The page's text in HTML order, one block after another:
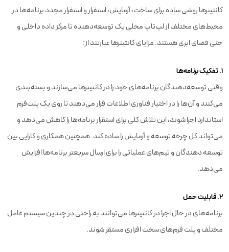
کانتینرها روشی ساده برای ساخت، آزمایش، استقرار و استقرار مجدد برنامه‌ها در
محیط‌های مختلف از لپ‌تاپ محلی یک توسعه‌دهنده تا مرکز داده داخلی و
حتی فضای ابری هستند. مزایای کانتینرها عبارتند از:
۱. تفکیک برنامه‌ها
وقتی توسعه‌دهندگان برنامه‌های خود را در کانتینرها می‌سازند و بسته‌بندی
می‌کنند و آن‌ها را در اختیار فناوری اطلاعات قرار می‌دهند تا روی یک پلت‌فرم
استاندارد اجرا شوند، این تلاش کلی برای استقرار برنامه‌ها را کاهش می‌دهد و
می‌تواند کل چرخه توسعه و آزمایش را ساده کند. همچنین همکاری و کارایی بین
توسعه دهندگان و تیم‌های عملیاتی را برای ارسال سریعتر برنامه‌ها افزایش
می‌دهد.
۲. قابلیت حمل
برنامه‌های در حال اجرا در کانتینرها می‌توانند به راحتی در چندین سیستم عامل
مختلف و پلت فرم‌های سخت افزاری مستقر شوند.